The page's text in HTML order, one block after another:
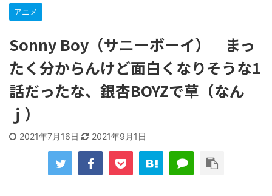
「洋画に日本版主題歌は必要か?」論争
【ギャルゲ】「千恋*万花」のアニメ化決定でKOTOKOが主
題歌歌うよ！
創作】 第２０話
【遊戯王】いつ見ても覚醒だけ地属性との関連が意味不明だ
美少女図鑑AWARD2026グランプリ・榎本彩乃、グラビア披
露！透明感が凄い！！
アニメ
Sonny Boy（サニーボーイ） まっ
たく分からんけど面白くなりそうな1
話だったな、銀杏BOYZで草（なん
ｊ）
2021年7月16日 2021年9月1日